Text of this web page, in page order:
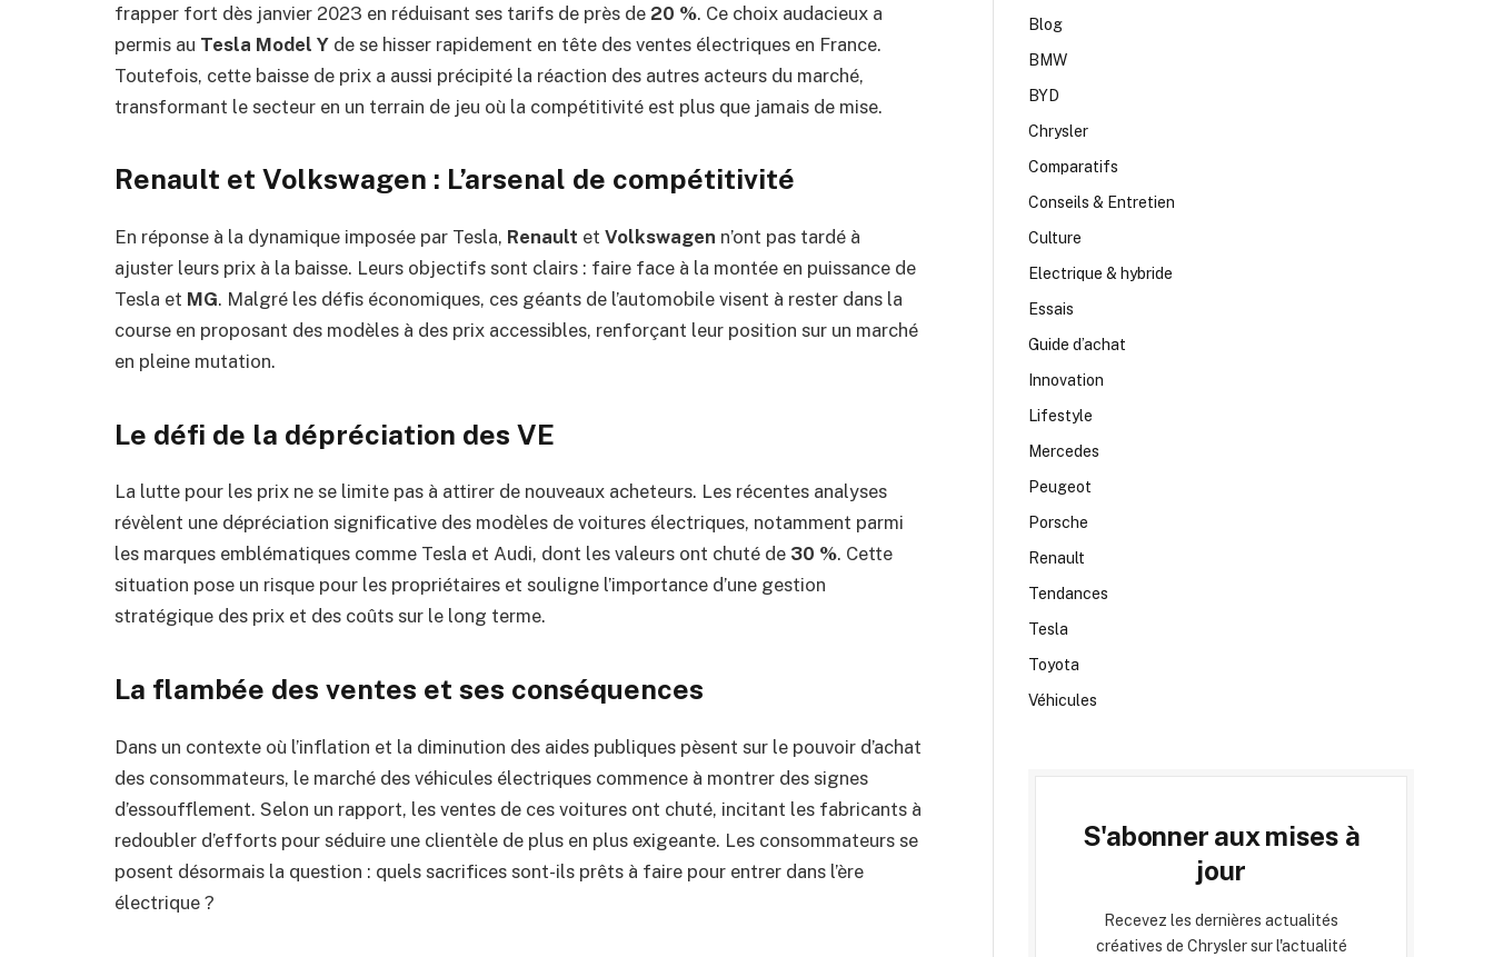
frapper fort dès janvier 2023 en réduisant ses tarifs de près de 20 %. Ce choix audacieux a
permis au Tesla Model Y de se hisser rapidement en tête des ventes électriques en France.
Toutefois, cette baisse de prix a aussi précipité la réaction des autres acteurs du marché,
transformant le secteur en un terrain de jeu où la compétitivité est plus que jamais de mise.
Renault et Volkswagen : L’arsenal de compétitivité
En réponse à la dynamique imposée par Tesla, Renault et Volkswagen n’ont pas tardé à
ajuster leurs prix à la baisse. Leurs objectifs sont clairs : faire face à la montée en puissance de
Tesla et MG. Malgré les défis économiques, ces géants de l’automobile visent à rester dans la
course en proposant des modèles à des prix accessibles, renforçant leur position sur un marché
en pleine mutation.
Le défi de la dépréciation des VE
La lutte pour les prix ne se limite pas à attirer de nouveaux acheteurs. Les récentes analyses
révèlent une dépréciation significative des modèles de voitures électriques, notamment parmi
les marques emblématiques comme Tesla et Audi, dont les valeurs ont chuté de 30 %. Cette
situation pose un risque pour les propriétaires et souligne l’importance d’une gestion
stratégique des prix et des coûts sur le long terme.
La flambée des ventes et ses conséquences
Dans un contexte où l’inflation et la diminution des aides publiques pèsent sur le pouvoir d’achat
des consommateurs, le marché des véhicules électriques commence à montrer des signes
d’essoufflement. Selon un rapport, les ventes de ces voitures ont chuté, incitant les fabricants à
redoubler d’efforts pour séduire une clientèle de plus en plus exigeante. Les consommateurs se
posent désormais la question : quels sacrifices sont-ils prêts à faire pour entrer dans l’ère
électrique ?
Blog
BMW
BYD
Chrysler
Comparatifs
Conseils & Entretien
Culture
Electrique & hybride
Essais
Guide d’achat
Innovation
Lifestyle
Mercedes
Peugeot
Porsche
Renault
Tendances
Tesla
Toyota
Véhicules
S'abonner aux mises à
jour
Recevez les dernières actualités
créatives de Chrysler sur l'actualité